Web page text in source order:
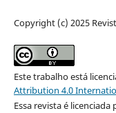
Copyright (c) 2025
Este trabalho está
Attribution 4.0
Essa revista é